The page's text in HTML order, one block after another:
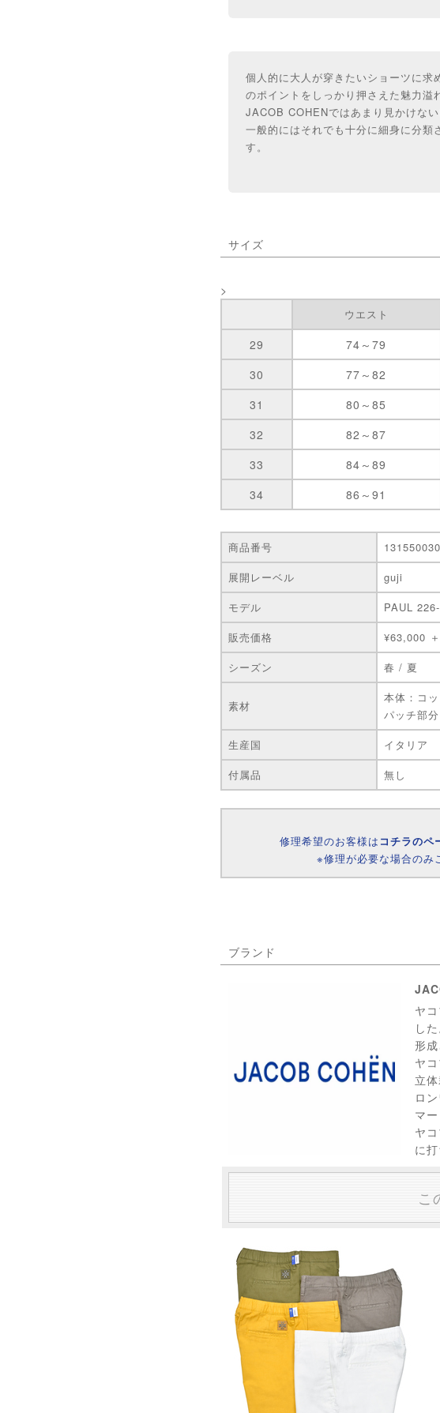
個人的に大人が穿きたいショーツに求
のポイントをしっかり押さえた魅力溢
JACOB COHENではあまり見かけな
一般的にはそれでも十分に細身に分類
す。
サイズ
>
ウエスト
29 74～79
30
77～82
31
80～85
32
82～87
33
84～89
34
86～91
商品番号
展開レーベル
guji
モデル
PAUL
販売価格
¥63,000
シーズン
春 / 夏
素材
本体：コ
パッチ部
生産国
イタリア
付属品
無し
修理希望のお客様は コチラのペ
※修理が必要な場合のみ
ブランド
ヤ
し
形成
ヤ
立
ロ
マ
ヤ
に
こ